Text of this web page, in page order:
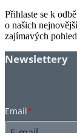
Přihlaste se k
o našich
zajímavých
Newslettery
Email*